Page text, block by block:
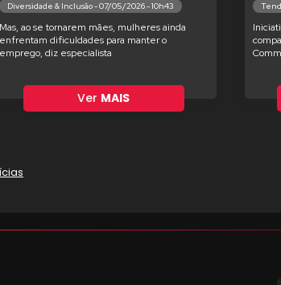
Diversidade & Inclusão - 07/05/2026 - 10h43
Mas, ao se tornarem mães, mulheres ainda
enfrentam dificuldades para manter o
emprego, diz especialista
Ver MAIS